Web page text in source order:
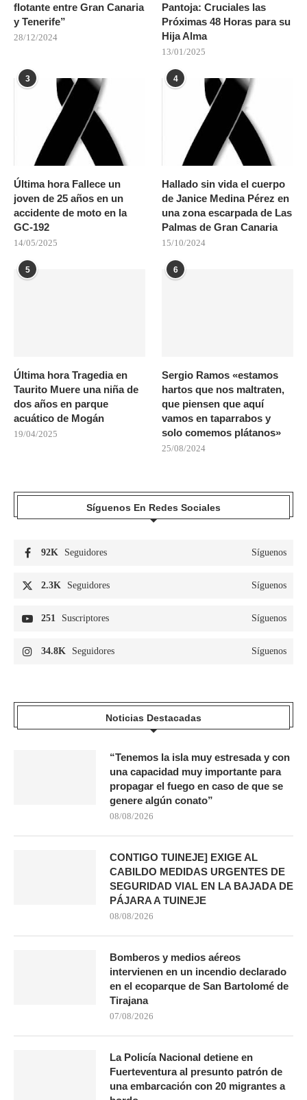
flotante entre Gran Canaria
y Tenerife”
28/12/2024
Pantoja: Cruciales las
Próximas 48 Horas para su
Hija Alma
13/01/2025
3
Última hora Fallece un
joven de 25 años en un
accidente de moto en la
GC-192
14/05/2025
4
Hallado sin vida el cuerpo
de Janice Medina Pérez en
una zona escarpada de Las
Palmas de Gran Canaria
15/10/2024
5
Última hora Tragedia en
Taurito Muere una niña de
dos años en parque
acuático de Mogán
19/04/2025
6
Sergio Ramos «estamos
hartos que nos maltraten,
que piensen que aquí
vamos en taparrabos y
solo comemos plátanos»
25/08/2024
Síguenos En Redes Sociales
92K Seguidores Síguenos
2.3K Seguidores Síguenos
251 Suscriptores Síguenos
34.8K Seguidores Síguenos
Noticias Destacadas
“Tenemos la isla muy estresada y con
una capacidad muy importante para
propagar el fuego en caso de que se
genere algún conato”
08/08/2026
CONTIGO TUINEJE] EXIGE AL
CABILDO MEDIDAS URGENTES DE
SEGURIDAD VIAL EN LA BAJADA DE
PÁJARA A TUINEJE
08/08/2026
Bomberos y medios aéreos
intervienen en un incendio declarado
en el ecoparque de San Bartolomé de
Tirajana
07/08/2026
La Policía Nacional detiene en
Fuerteventura al presunto patrón de
una embarcación con 20 migrantes a